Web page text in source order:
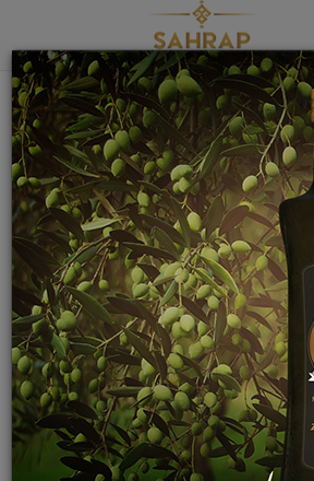
"dere otu" etiketiyle eşleşen (11) tarif
bulundu.